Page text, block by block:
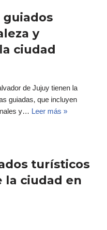
guiados
y
ciudad
de Jujuy tienen la
guiadas, que incluyen
y… Leer más »
turísticos
la ciudad en